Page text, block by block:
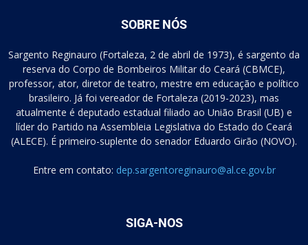
SOBRE NÓS
Sargento Reginauro (Fortaleza, 2 de abril de 1973), é sargento da
reserva do Corpo de Bombeiros Militar do Ceará (CBMCE),
professor, ator, diretor de teatro, mestre em educação e político
brasileiro. Já foi vereador de Fortaleza (2019-2023), mas
atualmente é deputado estadual filiado ao União Brasil (UB) e
líder do Partido na Assembleia Legislativa do Estado do Ceará
(ALECE). É primeiro-suplente do senador Eduardo Girão (NOVO).
Entre em contato: dep.sargentoreginauro@al.ce.gov.br
SIGA-NOS